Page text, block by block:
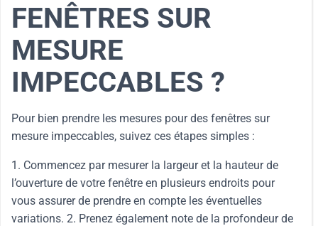
FENÊTRES SUR
MESURE
IMPECCABLES ?
Pour bien prendre les mesures pour des fenêtres sur
mesure impeccables, suivez ces étapes simples :
1. Commencez par mesurer la largeur et la hauteur de
l’ouverture de votre fenêtre en plusieurs endroits pour
vous assurer de prendre en compte les éventuelles
variations. 2. Prenez également note de la profondeur de